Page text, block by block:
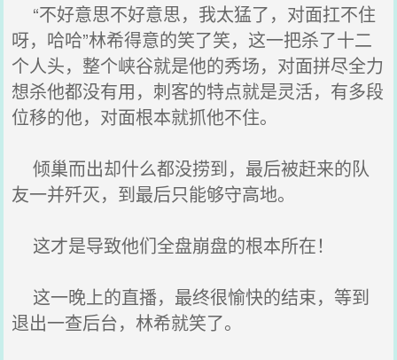
“不好意思不好意思，我太猛了，对面扛不住
呀，哈哈”林希得意的笑了笑，这一把杀了十二
个人头，整个峡谷就是他的秀场，对面拼尽全力
想杀他都没有用，刺客的特点就是灵活，有多段
位移的他，对面根本就抓他不住。
倾巢而出却什么都没捞到，最后被赶来的队
友一并歼灭，到最后只能够守高地。
这才是导致他们全盘崩盘的根本所在！
这一晚上的直播，最终很愉快的结束，等到
退出一查后台，林希就笑了。